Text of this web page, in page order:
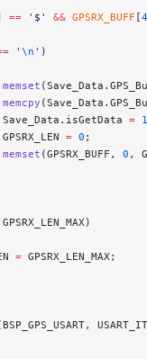
== '$' && GPSRX_BUFF [4
' \n ' )
= 1
= 0 ;
(GPSRX_BUFF, 0 ,
GPSRX_LEN_MAX)
= GPSRX_LEN_MAX;